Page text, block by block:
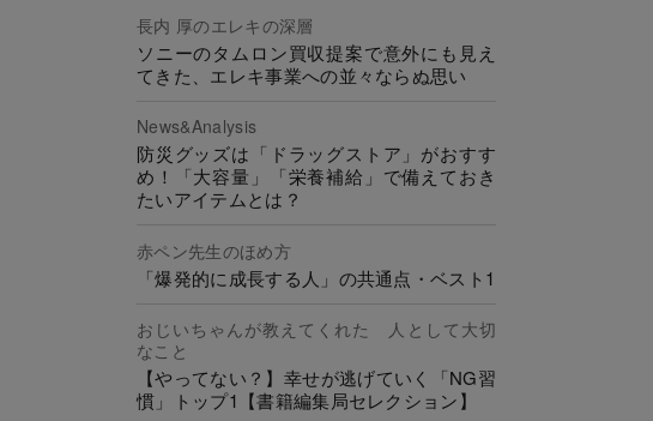
長内 厚のエレキの深層
ソニーのタムロン買収提案で意外にも見え
てきた、エレキ事業への並々ならぬ思い
News&Analysis
防災グッズは「ドラッグストア」がおすす
め！「大容量」「栄養補給」で備えておき
たいアイテムとは？
赤ペン先生のほめ方
「爆発的に成長する人」の共通点・ベスト1
おじいちゃんが教えてくれた 人として大切
なこと
【やってない？】幸せが逃げていく「NG習
慣」トップ1【書籍編集局セレクション】